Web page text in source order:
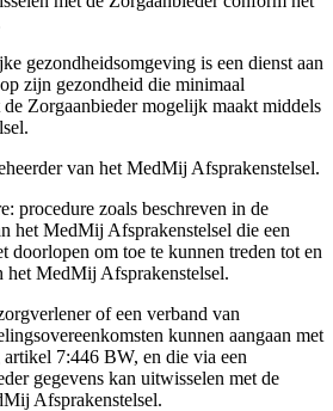
gezondheidsomgeving is een dienst aan
zijn gezondheid die minimaal
Zorgaanbieder mogelijk maakt middels
van het MedMij Afsprakenstelsel.
procedure zoals beschreven in de
het MedMij Afsprakenstelsel die een
doorlopen om toe te kunnen treden tot en
het MedMij Afsprakenstelsel.
of een verband van
kunnen aangaan met
7:446 BW, en die via een
gegevens kan uitwisselen met de
Afsprakenstelsel.